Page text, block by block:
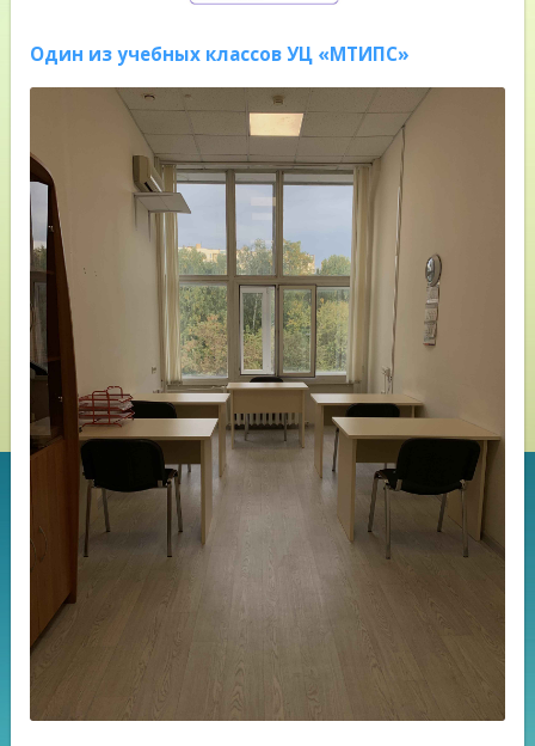
Один из учебных классов УЦ «МТИПС»